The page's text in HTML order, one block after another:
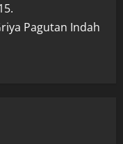
Pagutan Indah